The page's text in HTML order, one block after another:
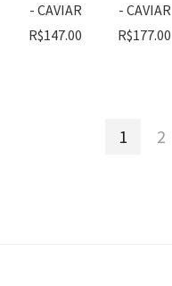
- CAVIAR
R$147.00
- CAVIAR
R$177.00
1 2